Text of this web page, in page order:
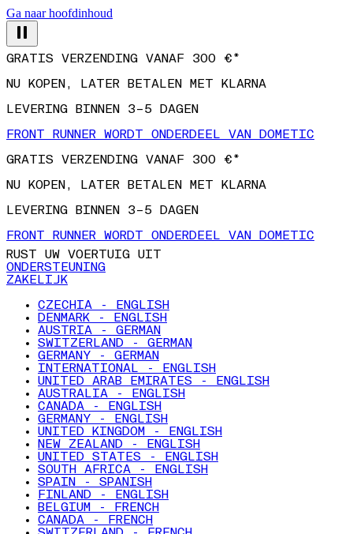
Ga naar hoofdinhoud
NU KOPEN, LATER BETALEN MET KLARNA
LEVERING BINNEN 3–5 DAGEN
FRONT RUNNER WORDT ONDERDEEL VAN DOMETIC
GRATIS VERZENDING VANAF 300 €*
NU KOPEN, LATER BETALEN MET KLARNA
LEVERING BINNEN 3–5 DAGEN
FRONT RUNNER WORDT ONDERDEEL VAN DOMETIC
RUST UW VOERTUIG UIT
ONDERSTEUNING
ZAKELIJK
CZECHIA - ENGLISH
DENMARK - ENGLISH
AUSTRIA - GERMAN
SWITZERLAND - GERMAN
GERMANY - GERMAN
INTERNATIONAL - ENGLISH
UNITED ARAB EMIRATES - ENGLISH
AUSTRALIA - ENGLISH
CANADA - ENGLISH
GERMANY - ENGLISH
UNITED KINGDOM - ENGLISH
NEW ZEALAND - ENGLISH
UNITED STATES - ENGLISH
SOUTH AFRICA - ENGLISH
SPAIN - SPANISH
FINLAND - ENGLISH
BELGIUM - FRENCH
CANADA - FRENCH